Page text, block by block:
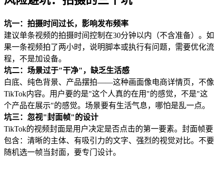
坑一：拍摄时间过长，影响发布频率
建议单条视频的拍摄时间控制在30分钟以内（不含准备）。如
果一条视频拍了两小时，说明脚本或执行有问题，需要优化流
程，不是加设备。
坑二：场景过于"干净"，缺乏生活感
白底、纯色背景、产品摆拍——这种画面像电商详情页，不像
TikTok内容。用户要的是"这个人真的在用"的感觉，不是"这
个产品在展示"的感觉。场景要有生活气息，哪怕是乱一点。
坑三：忽视"封面帧"的设计
TikTok的视频封面是用户决定是否点击的第一要素。封面帧要
包含：清晰的主体、有吸引力的文字、强烈的视觉对比。不要
随机选一帧当封面，要专门设计。